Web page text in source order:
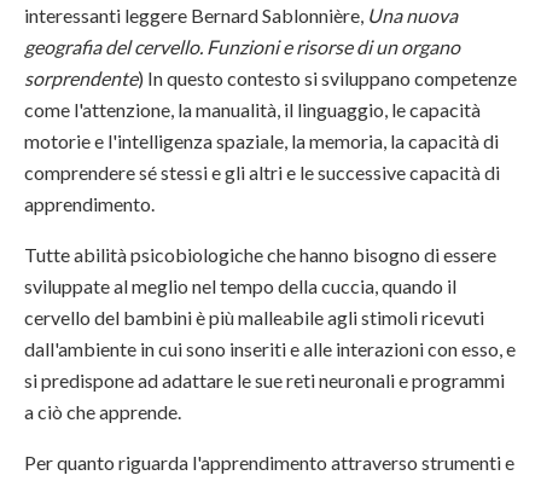
interessanti leggere Bernard Sablonnière, Una nuova
geografia del cervello. Funzioni e risorse di un organo
sorprendente) In questo contesto si sviluppano competenze
come l'attenzione, la manualità, il linguaggio, le capacità
motorie e l'intelligenza spaziale, la memoria, la capacità di
comprendere sé stessi e gli altri e le successive capacità di
apprendimento.
Tutte abilità psicobiologiche che hanno bisogno di essere
sviluppate al meglio nel tempo della cuccia, quando il
cervello del bambini è più malleabile agli stimoli ricevuti
dall'ambiente in cui sono inseriti e alle interazioni con esso, e
si predispone ad adattare le sue reti neuronali e programmi
a ciò che apprende.
Per quanto riguarda l'apprendimento attraverso strumenti e